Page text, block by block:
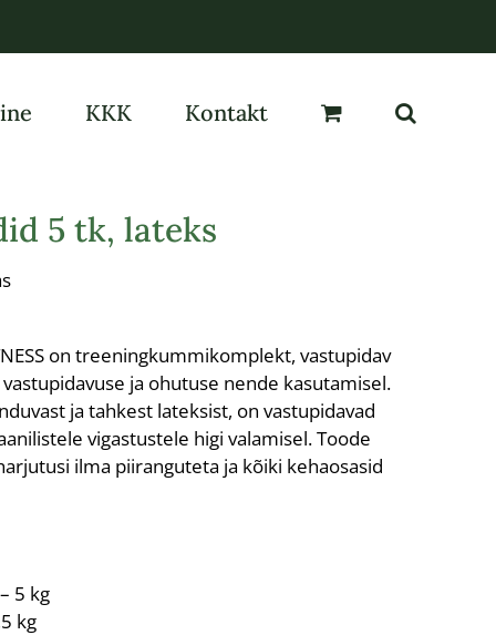
KKK Kontakt
5 tk, lateks
on treeningkummikomplekt, vastupidav
ja ohutuse nende kasutamisel.
ja tahkest lateksist, on vastupidavad
vigastustele higi valamisel. Toode
ilma piiranguteta ja kõiki kehaosasid
5 kg
kg